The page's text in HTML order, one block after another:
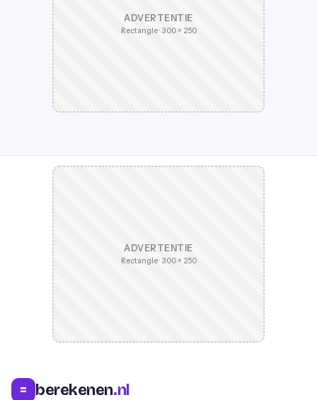
ADVERTENTIE
Rectangle · 300 × 250
ADVERTENTIE
Rectangle · 300 × 250
= berekenen.nl